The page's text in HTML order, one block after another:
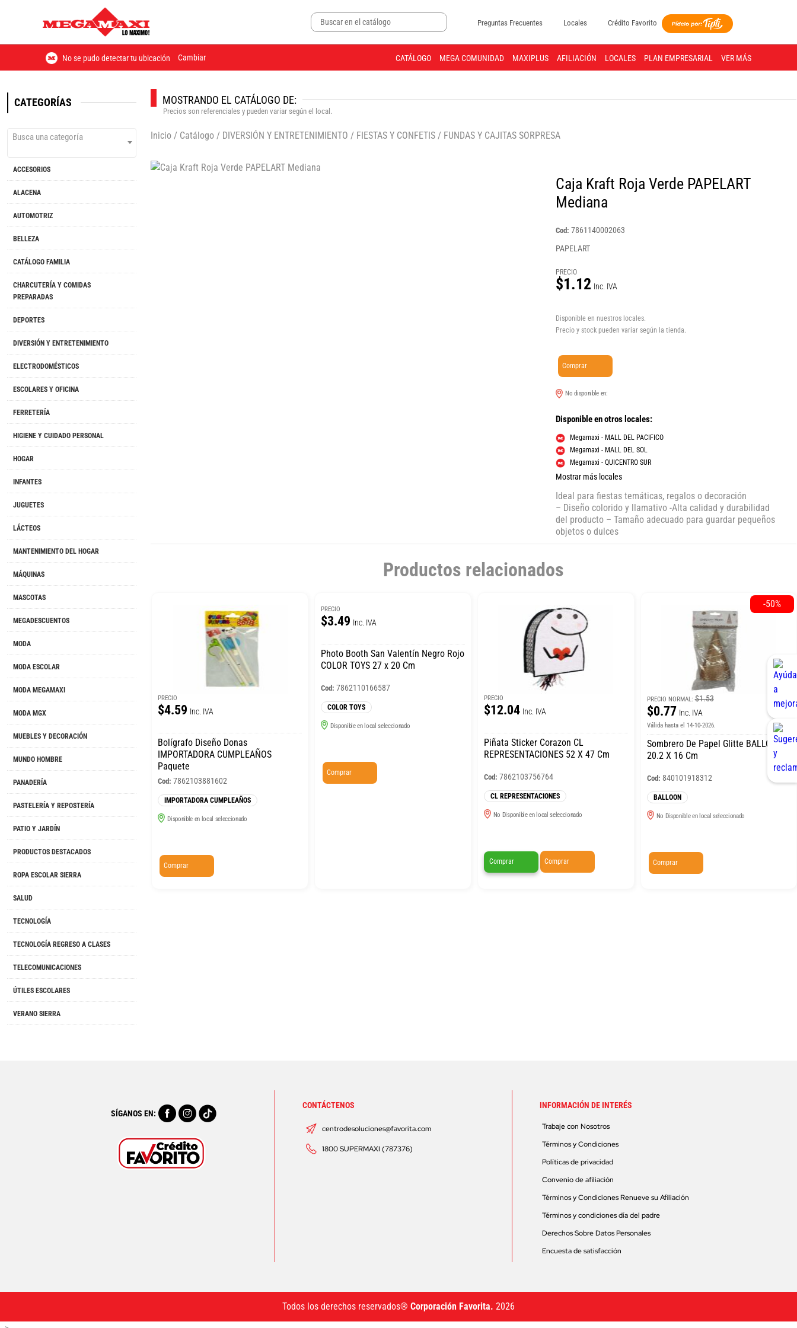
Preguntas Frecuentes Locales Crédito Favorito
No se pudo detectar tu ubicación Cambiar CATÁLOGO MEGA COMUNIDAD MAXIPLUS AFILIACIÓN LOCALES PLAN EMPRESARIAL VER MÁS
CATEGORÍAS
Busca una categoría
ACCESORIOS
ALACENA
AUTOMOTRIZ
BELLEZA
CATÁLOGO FAMILIA
CHARCUTERÍA Y COMIDAS
PREPARADAS
DEPORTES
DIVERSIÓN Y ENTRETENIMIENTO
ELECTRODOMÉSTICOS
ESCOLARES Y OFICINA
FERRETERÍA
HIGIENE Y CUIDADO PERSONAL
HOGAR
INFANTES
JUGUETES
LÁCTEOS
MANTENIMIENTO DEL HOGAR
MÁQUINAS
MASCOTAS
MEGADESCUENTOS
MODA
MODA ESCOLAR
MODA MEGAMAXI
MODA MGX
MUEBLES Y DECORACIÓN
MUNDO HOMBRE
PANADERÍA
PASTELERÍA Y REPOSTERÍA
PATIO Y JARDÍN
PRODUCTOS DESTACADOS
ROPA ESCOLAR SIERRA
SALUD
TECNOLOGÍA
TECNOLOGÍA REGRESO A CLASES
TELECOMUNICACIONES
ÚTILES ESCOLARES
VERANO SIERRA
MOSTRANDO EL CATÁLOGO DE:
Precios son referenciales y pueden variar según el local.
Inicio / Catálogo / DIVERSIÓN Y ENTRETENIMIENTO / FIESTAS Y CONFETIS / FUNDAS Y CAJITAS SORPRESA
Caja Kraft Roja Verde PAPELART
Mediana
Cod: 7861140002063
PAPELART
PRECIO
$1.12 Inc. IVA
Disponible en nuestros locales.
Precio y stock pueden variar según la tienda.
Comprar
No disponible en:
Disponible en otros locales:
Megamaxi - MALL DEL PACIFICO
Megamaxi - MALL DEL SOL
Megamaxi - QUICENTRO SUR
Mostrar más locales
Ideal para fiestas temáticas, regalos o decoración
– Diseño colorido y llamativo -Alta calidad y durabilidad
del producto – Tamaño adecuado para guardar pequeños
objetos o dulces
Productos relacionados
PRECIO
$4.59 Inc. IVA
Bolígrafo Diseño Donas
IMPORTADORA CUMPLEAÑOS
Paquete
Cod: 7862103881602
IMPORTADORA CUMPLEAÑOS
Disponible en local seleccionado
Comprar
PRECIO
$3.49 Inc. IVA
Photo Booth San Valentín Negro Rojo
COLOR TOYS 27 x 20 Cm
Cod: 7862110166587
COLOR TOYS
Disponible en local seleccionado
Comprar
PRECIO
$12.04 Inc. IVA
Piñata Sticker Corazon CL
REPRESENTACIONES 52 X 47 Cm
Cod: 7862103756764
CL REPRESENTACIONES
No Disponible en local seleccionado
Comprar Comprar
PRECIO NORMAL:$1.53
$0.77 Inc. IVA
Válida hasta el 14-10-2026.
Sombrero De Papel Glitte BALLOON
20.2 X 16 Cm
Cod: 840101918312
BALLOON
No Disponible en local seleccionado
Comprar
-50%
SÍGANOS EN:
CONTÁCTENOS
centrodesoluciones@favorita.com
1800 SUPERMAXI (787376)
INFORMACIÓN DE INTERÉS
Trabaje con Nosotros
Términos y Condiciones
Políticas de privacidad
Convenio de afiliación
Términos y Condiciones Renueve su Afiliación
Términos y condiciones día del padre
Derechos Sobre Datos Personales
Encuesta de satisfacción
Todos los derechos reservados® Corporación Favorita. 2026